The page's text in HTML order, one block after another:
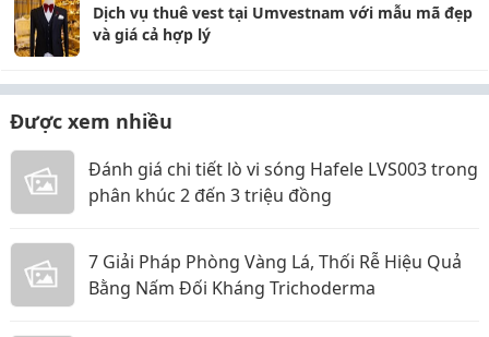
Dịch vụ thuê vest tại Umvestnam với mẫu mã đẹp
và giá cả hợp lý
Được xem nhiều
Đánh giá chi tiết lò vi sóng Hafele LVS003 trong
phân khúc 2 đến 3 triệu đồng
7 Giải Pháp Phòng Vàng Lá, Thối Rễ Hiệu Quả
Bằng Nấm Đối Kháng Trichoderma